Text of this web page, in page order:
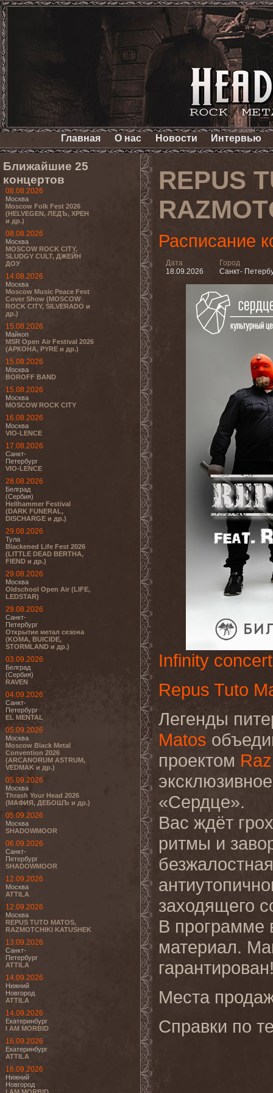
Главная О нас Новости Интервью
Ближайшие 25
концертов
08.08.2026
Москва
Moscow Folk Fest 2026
(HELVEGEN, ЛЕДЪ, ХРЕН
и др.)
08.08.2026
Москва
MOSCOW ROCK CITY,
SLUDGY CULT, ДЖЕЙН
ДОУ
14.08.2026
Москва
Moscow Music Peace Fest
Cover Show (MOSCOW
ROCK CITY, SILVERADO и
др.)
15.08.2026
Майкоп
MSR Open Air Festival 2026
(АРКОНА, PYRE и др.)
15.08.2026
Москва
BOROFF BAND
15.08.2026
Москва
MOSCOW ROCK CITY
16.08.2026
Москва
VIO-LENCE
17.08.2026
Санкт-
Петербург
VIO-LENCE
28.08.2026
Белград
(Сербия)
Hellhammer Festival
(DARK FUNERAL,
DISCHARGE и др.)
29.08.2026
Тула
Blackened Life Fest 2026
(LITTLE DEAD BERTHA,
FIEND и др.)
29.08.2026
Москва
Oldschool Open Air (LIFE,
LEDSTAR)
29.08.2026
Санкт-
Петербург
Открытие метал сезона
(KOMA, BUICIDE,
STORMLAND и др.)
03.09.2026
Белград
(Сербия)
RAVEN
04.09.2026
Санкт-
Петербург
EL MENTAL
05.09.2026
Москва
Moscow Black Metal
Convention 2026
(ARCANORUM ASTRUM,
VEDMAK и др.)
05.09.2026
Москва
Thrash Your Head 2026
(МАФИЯ, ДЕБОШЪ и др.)
05.09.2026
Москва
SHADOWMOOR
06.09.2026
Санкт-
Петербург
SHADOWMOOR
12.09.2026
Москва
ATTILA
12.09.2026
Москва
REPUS TUTO MATOS,
RAZMOTCHIKI KATUSHEK
13.09.2026
Санкт-
Петербург
ATTILA
14.09.2026
Нижний
Новгород
ATTILA
14.09.2026
Екатеринбург
I AM MORBID
16.09.2026
Екатеринбург
ATTILA
16.09.2026
Нижний
Новгород
REPUS
Расписание
Дата
18.09.2026
Город
Санкт-
Infinity concert
Repus Tuto
Легенды
Matos
проектом
«Сердце».
Вас ждёт
ритмы и
заходящего
В программе
материал.
Места
Справки по